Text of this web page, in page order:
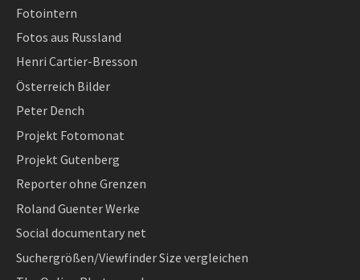
Fotointern
Fotos aus Russland
Henri Cartier-Bresson
Österreich Bilder
Peter Dench
Projekt Fotomonat
Projekt Gutenberg
Reporter ohne Grenzen
Roland Guenter Werke
Social documentary net
Suchergrößen/Viewfinder Size vergleichen